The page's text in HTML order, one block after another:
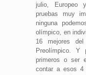
julio, Europeo
pruebas muy
ninguna
olímpico, en
16 mejores
Preolímpico.
primeros o ser
contar a esos